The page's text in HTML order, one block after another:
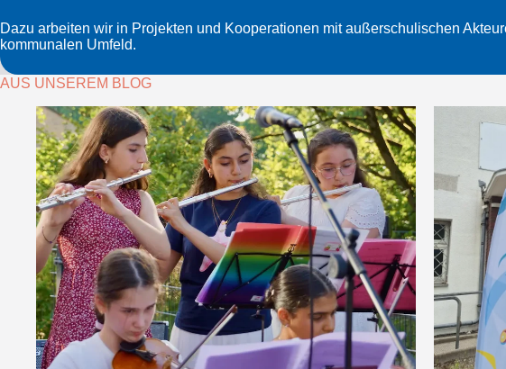
Dazu arbeiten wir in Projekten und Kooperationen mit außerschulischen
kommunalen Umfeld.
AUS UNSEREM BLOG